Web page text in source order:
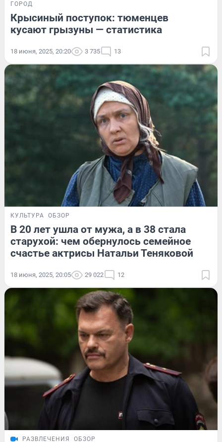
ГОРОД
Крысиный поступок: тюменцев
кусают грызуны — статистика
18 июня, 2025, 20:20 3 735 13
КУЛЬТУРА ОБЗОР
В 20 лет ушла от мужа, а в 38 стала
старухой: чем обернулось семейное
счастье актрисы Натальи Теняковой
18 июня, 2025, 20:05 29 022 12
РАЗВЛЕЧЕНИЯ ОБЗОР